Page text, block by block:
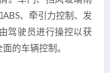
、牵引力控制、发
驾驶员进行操控以获
的车辆控制。